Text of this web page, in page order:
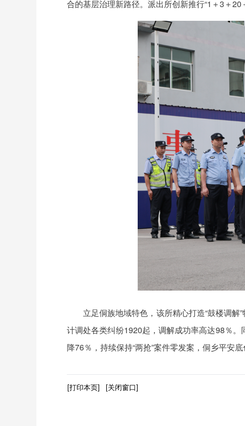
合的基层治理新路径。派出所创新推行“1＋3＋20
立足侗族地域特色，该所精心打造“鼓楼调
计调处各类纠纷1920起，调解成功率高达98％
降76％，持续保持“两抢”案件零发案，侗乡平安底
[打印本页] [关闭窗口]